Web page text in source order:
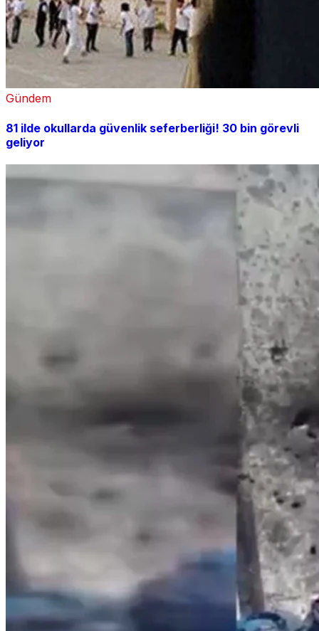
Gündem
81 ilde okullarda güvenlik seferberliği! 30 bin görevli
geliyor